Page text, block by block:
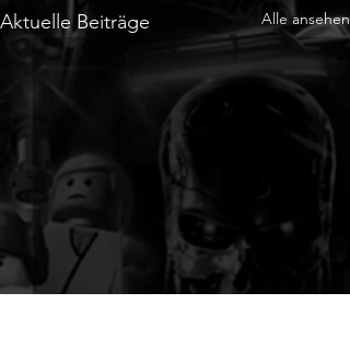
Aktuelle Beiträge Alle ansehen